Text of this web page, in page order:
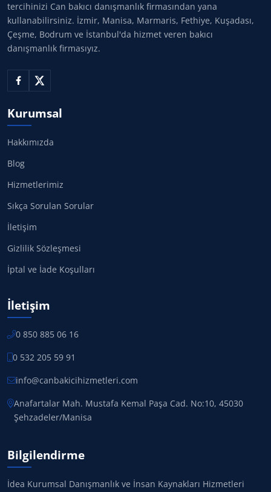
tercihinizi Can bakıcı danışmanlık firmasından yana
kullanabilirsiniz. İzmir, Manisa, Marmaris, Fethiye, Kuşadası,
Çeşme, Bodrum ve İstanbul'da hizmet veren bakıcı
danışmanlık firmasıyız.
Kurumsal
Hakkımızda
Blog
Hizmetlerimiz
Sıkça Sorulan Sorular
İletişim
Gizlilik Sözleşmesi
İptal ve İade Koşulları
İletişim
0 850 885 06 16
0 532 205 59 91
info@canbakicihizmetleri.com
Anafartalar Mah. Mustafa Kemal Paşa Cad. No:10, 45030
Şehzadeler/Manisa
Bilgilendirme
İdea Kurumsal Danışmanlık ve İnsan Kaynakları Hizmetleri